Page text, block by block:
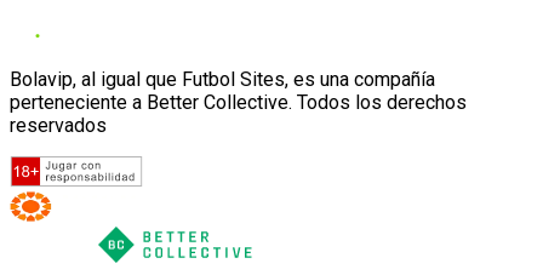
Bolavip, al igual que Futbol Sites, es una compañía
perteneciente a Better Collective. Todos los derechos
reservados